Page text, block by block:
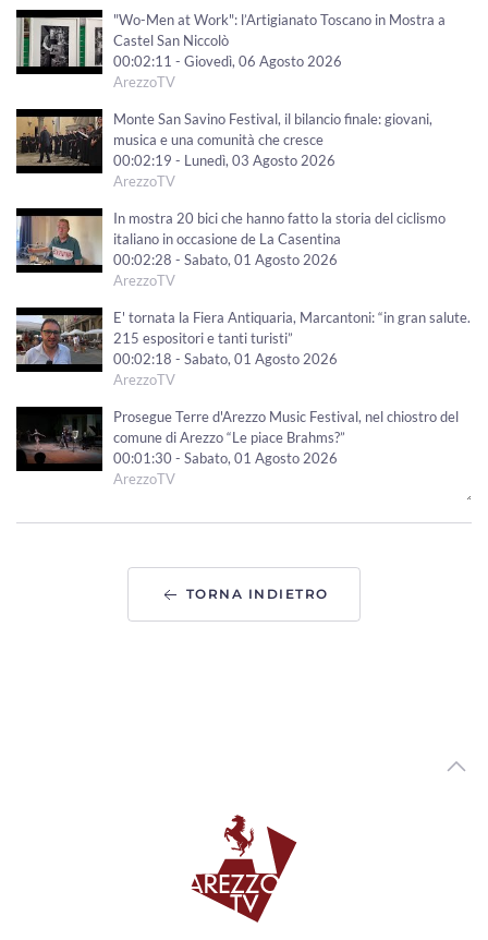
"Wo-Men at Work": l’Artigianato Toscano in Mostra a
Castel San Niccolò
00:02:11 - Giovedì, 06 Agosto 2026
ArezzoTV
Monte San Savino Festival, il bilancio finale: giovani,
musica e una comunità che cresce
00:02:19 - Lunedì, 03 Agosto 2026
ArezzoTV
In mostra 20 bici che hanno fatto la storia del ciclismo
italiano in occasione de La Casentina
00:02:28 - Sabato, 01 Agosto 2026
ArezzoTV
E' tornata la Fiera Antiquaria, Marcantoni: “in gran salute.
215 espositori e tanti turisti”
00:02:18 - Sabato, 01 Agosto 2026
ArezzoTV
Prosegue Terre d'Arezzo Music Festival, nel chiostro del
comune di Arezzo “Le piace Brahms?”
00:01:30 - Sabato, 01 Agosto 2026
ArezzoTV
Petrarca con“Jazz on Broadway”
00:01:42 - Lunedì, 27 Luglio 2026
L'abito di Anita Garibaldi arriva in mostra ad Arezzo
00:04:29 - Venerdì, 24 Luglio 2026
TORNA INDIETRO